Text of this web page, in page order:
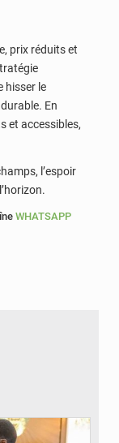
prix réduits et
hisser le
En
et accessibles,
l’espoir
WHATSAPP